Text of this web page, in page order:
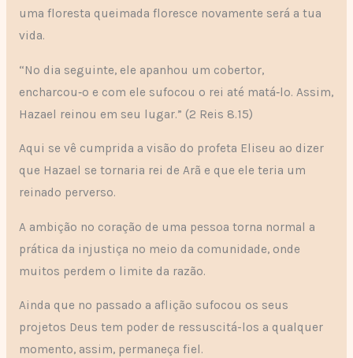
uma floresta queimada floresce novamente será a tua
vida.
“No dia seguinte, ele apanhou um cobertor,
encharcou‑o e com ele sufocou o rei até matá‑lo. Assim,
Hazael reinou em seu lugar.” (2 Reis 8.15)
Aqui se vê cumprida a visão do profeta Eliseu ao dizer
que Hazael se tornaria rei de Arã e que ele teria um
reinado perverso.
A ambição no coração de uma pessoa torna normal a
prática da injustiça no meio da comunidade, onde
muitos perdem o limite da razão.
Ainda que no passado a aflição sufocou os seus
projetos Deus tem poder de ressuscitá-los a qualquer
momento, assim, permaneça fiel.